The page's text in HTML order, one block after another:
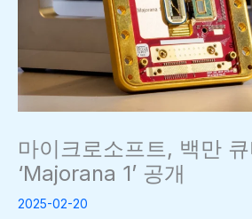
마이크로소프트, 백만
‘Majorana 1’ 공개
2025-02-20